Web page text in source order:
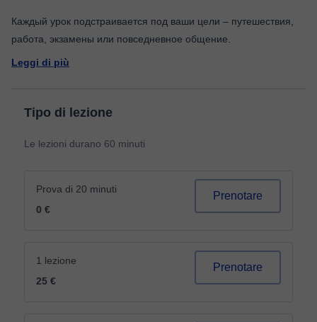
Каждый урок подстраивается под ваши цели – путешествия,
Leggi di più
Tipo di lezione
Le lezioni durano 60 minuti
Prova di 20 minuti
0 €
Prenotare
1 lezione
25 €
Prenotare